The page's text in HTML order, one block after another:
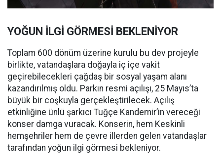
YOĞUN İLGİ GÖRMESİ BEKLENİYOR
Toplam 600 dönüm üzerine kurulu bu dev projeyle
birlikte, vatandaşlara doğayla iç içe vakit
geçirebilecekleri çağdaş bir sosyal yaşam alanı
kazandırılmış oldu. Parkın resmi açılışı, 25 Mayıs’ta
büyük bir coşkuyla gerçekleştirilecek. Açılış
etkinliğine ünlü şarkıcı Tuğçe Kandemir’in vereceği
konser damga vuracak. Konserin, hem Keskinli
hemşehriler hem de çevre illerden gelen vatandaşlar
tarafından yoğun ilgi görmesi bekleniyor.